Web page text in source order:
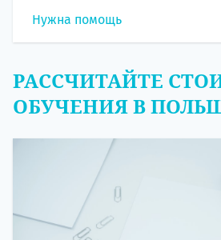
Нужна помощь
РАССЧИТАЙТЕ
ОБУЧЕНИЯ В